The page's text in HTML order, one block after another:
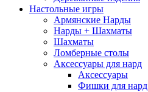
Настольные игры
Армянские Нарды
Нарды + Шахматы
Шахматы
Ломберные столы
Аксессуары для нард
Аксессуары
Фишки для нард